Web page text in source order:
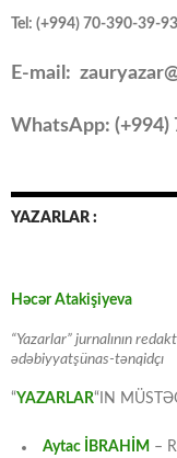
Tel: (+994) 70-390-39-
E-mail:
WhatsApp: (+994)
YAZARLAR :
Həcər Atakişiyeva
“Yazarlar” jurnalının
ədəbiyyatşünas-tənqidçı
“YAZARLAR“IN
Aytac İBRAHİM –